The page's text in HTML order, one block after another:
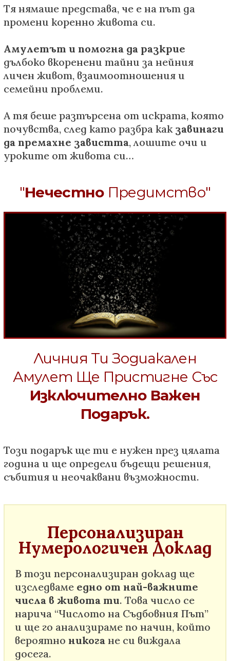
Тя нямаше представа, че е на път да
промени коренно живота си.
Амулетът и помогна да разкрие
дълбоко вкоренени тайни за нейния
личен живот, взаимоотношения и
семейни проблеми.
А тя беше разтърсена от искрата, която
почувства, след като разбра как завинаги
да премахне завистта, лошите очи и
уроките от живота си…
"Нечестно Предимство"
Личния Ти Зодиакален
Амулет Ще Пристигне Със
Изключително Важен
Подарък.
Този подарък ще ти е нужен през цялата
година и ще определи бъдещи решения,
събития и неочаквани възможности.
Персонализиран
Нумерологичен Доклад
В този персонализиран доклад ще
изследваме едно от най-важните
числа в живота ти. Това число се
нарича “Числото на Съдбовния Път”
и ще го анализираме по начин, който
вероятно никога не си виждала
досега.